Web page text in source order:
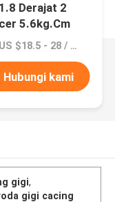
Derajat 2
5.6kg.Cm
Harga：US $18.5 - 28 / Units
Hubungi kami
gigi,
gigi cacing